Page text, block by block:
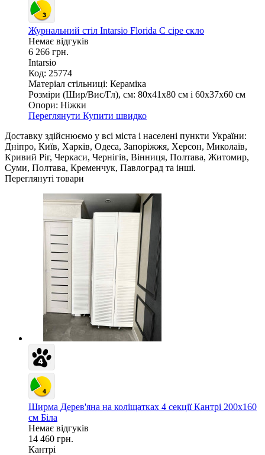
Журнальний стіл Intarsio Florida C сіре скло
Немає відгуків
6 266 грн.
Intarsio
Код: 25774
Матеріал стільниці: Кераміка
Розміри (Шир/Вис/Гл), см: 80х41х80 см і 60х37х60 см
Опори: Ніжки
Переглянути Купити швидко
Доставку здійснюємо у всі міста і населені пункти України:
Дніпро, Київ, Харків, Одеса, Запоріжжя, Херсон, Миколаїв,
Кривий Ріг, Черкаси, Чернігів, Вінниця, Полтава, Житомир,
Суми, Полтава, Кременчук, Павлоград та інші.
Переглянуті товари
Ширма Дерев'яна на коліщатках 4 секції Кантрі 200х160
см Біла
Немає відгуків
14 460 грн.
Кантрі